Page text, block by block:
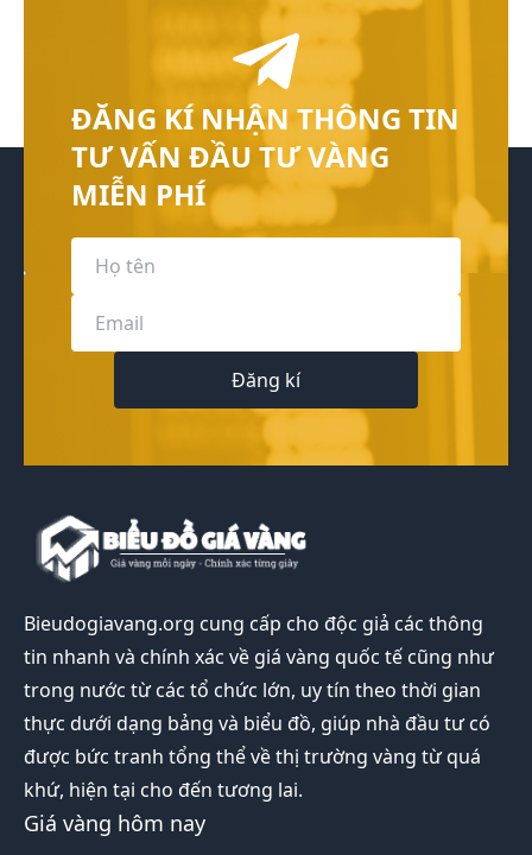
ĐĂNG KÍ NHẬN THÔNG TIN
TƯ VẤN ĐẦU TƯ VÀNG
MIỄN PHÍ
Đăng kí
Bieudogiavang.org cung cấp cho độc giả các thông
tin nhanh và chính xác về giá vàng quốc tế cũng như
trong nước từ các tổ chức lớn, uy tín theo thời gian
thực dưới dạng bảng và biểu đồ, giúp nhà đầu tư có
được bức tranh tổng thể về thị trường vàng từ quá
khứ, hiện tại cho đến tương lai.
Giá vàng hôm nay